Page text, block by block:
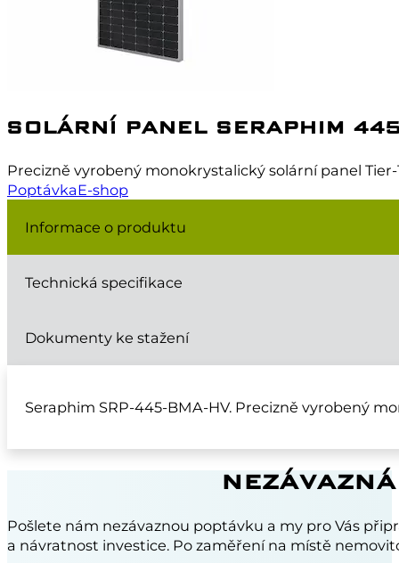
SOLÁRNÍ PANEL SERAPHIM
Precizně vyrobený monokrystalický solární panel Tier-
PoptávkaE-shop
Informace o produktu
Technická specifikace
Dokumenty ke stažení
Seraphim SRP-445-BMA-HV. Precizně vyrobený
Pošlete nám nezávaznou poptávku a my pro Vás
a návratnost investice. Po zaměření na místě